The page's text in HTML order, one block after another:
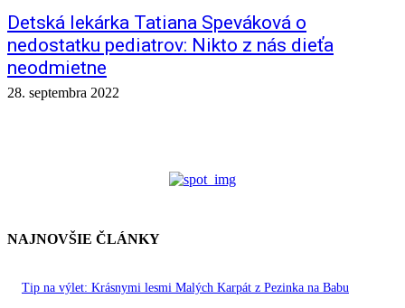
Detská lekárka Tatiana Speváková o
nedostatku pediatrov: Nikto z nás dieťa
neodmietne
28. septembra 2022
NAJNOVŠIE ČLÁNKY
Tip na výlet: Krásnymi lesmi Malých Karpát z Pezinka na Babu